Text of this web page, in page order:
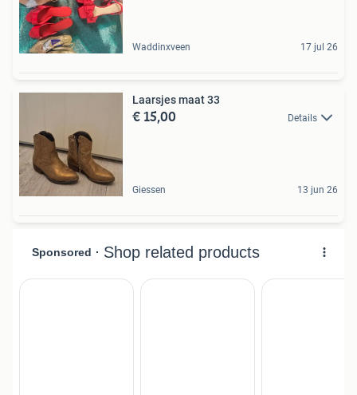
Waddinxveen 17 jul 26
Laarsjes maat 33
€ 15,00 Details
Giessen 13 jun 26